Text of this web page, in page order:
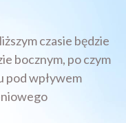
czasie będzie
bocznym, po czym
pod wpływem